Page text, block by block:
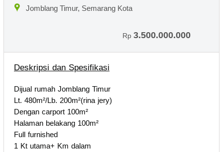
Jomblang Timur, Semarang Kota
Rp 3.500.000.000
Deskripsi dan Spesifikasi
Dijual rumah Jomblang Timur
Lt. 480m²/Lb. 200m²(rina jery)
Dengan carport 100m²
Halaman belakang 100m²
Full furnished
1 Kt utama+ Km dalam